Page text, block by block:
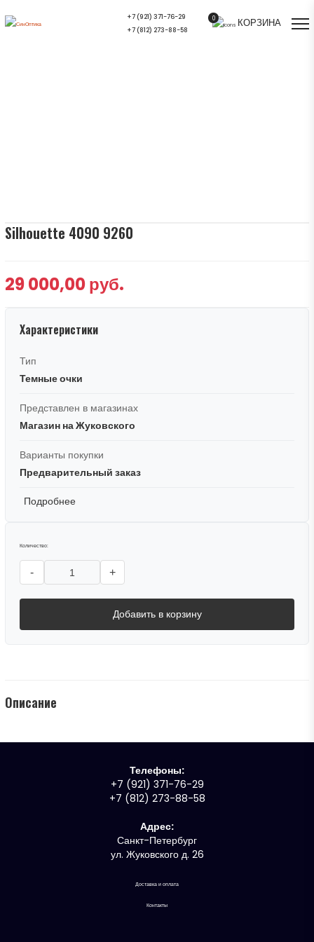
+7 (921) 371-76-29
+7 (812) 273-88-58
0 КОРЗИНА
Silhouette 4090 9260
29 000,00 руб.
Характеристики
Тип
Темные очки
Представлен в магазинах
Магазин на Жуковского
Варианты покупки
Предварительный заказ
Подробнее
Количество:
- +
Добавить в корзину
Описание
Телефоны:
+7 (921) 371-76-29
+7 (812) 273-88-58
Адрес:
Санкт-Петербург
ул. Жуковского д. 26
Доставка и оплата
Контакты